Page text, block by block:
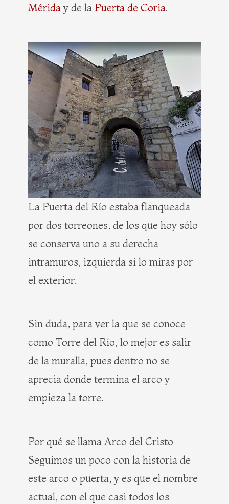
Mérida y de la Puerta de Coria.
La Puerta del Río estaba flanqueada
por dos torreones, de los que hoy sólo
se conserva uno a su derecha
intramuros, izquierda si lo miras por
el exterior.
Sin duda, para ver la que se conoce
como Torre del Río, lo mejor es salir
de la muralla, pues dentro no se
aprecia donde termina el arco y
empieza la torre.
Por qué se llama Arco del Cristo
Seguimos un poco con la historia de
este arco o puerta, y es que el nombre
actual, con el que casi todos los